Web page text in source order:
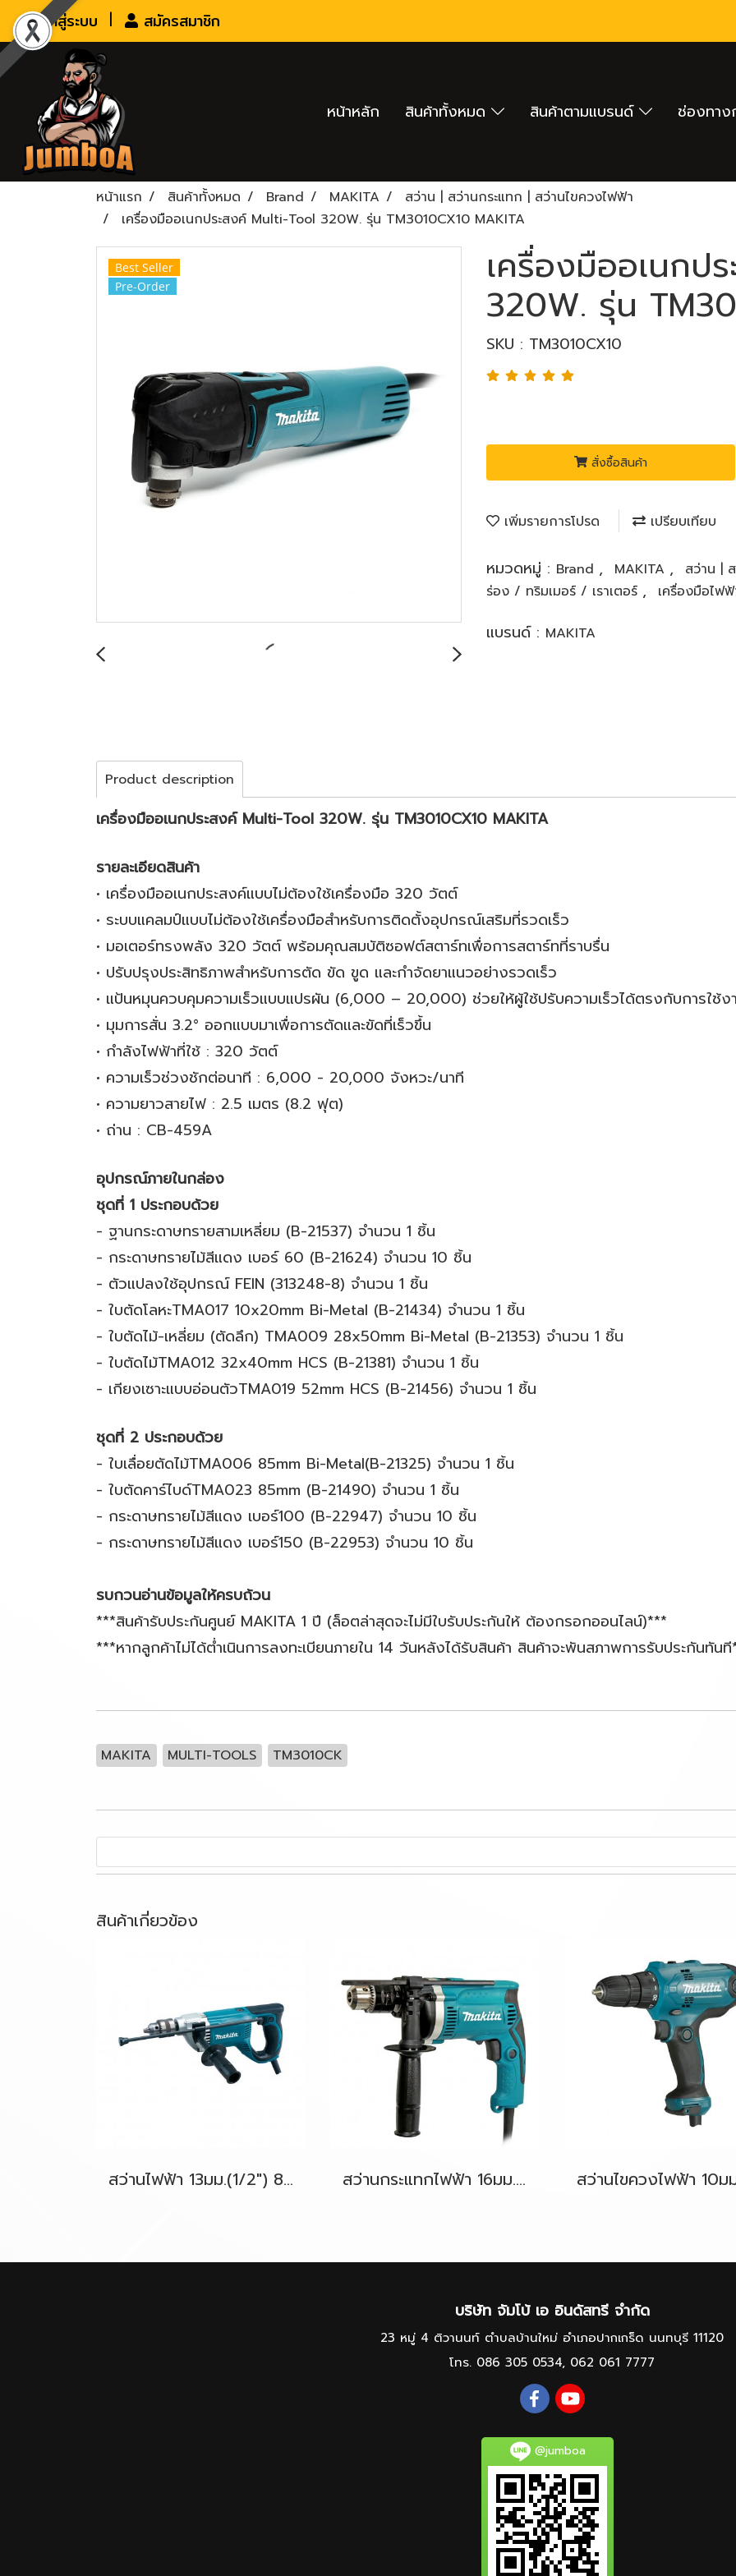
เข้าสู่ระบบ สมัครสมาชิก
หน้าหลัก สินค้าทั้งหมด สินค้าตามแบรนด์ ช่องทาง
หน้าแรก สินค้าทั้งหมด Brand MAKITA
สว่าน | สว่านกระแทก | สว่านไขควงไฟฟ้า
เครื่องมืออเนกประสงค์ Multi-Tool 320W. รุ่น TM3010CX10 MAKITA
Best Seller
Pre-Order
เครื่องมืออเนกป
320W. รุ่น
SKU : TM3010CX10
สั่งซื้อสินค้า
เพิ่มรายการโปรด เปรียบเทียบ
หมวดหมู่ : Brand , MAKITA ,
สว่าน |
ร่อง / ทริมเมอร์ / เราเตอร์ , เครื่องมือไฟ
แบรนด์ : MAKITA
Product description
เครื่องมืออเนกประสงค์ Multi-Tool 320W. รุ่น TM3010CX10 MAKITA
รายละเอียดสินค้า
• เครื่องมืออเนกประสงค์แบบไม่ต้องใช้เครื่องมือ 320 วัตต์
• ระบบแคลมป์แบบไม่ต้องใช้เครื่องมือสำหรับการติดตั้งอุปกรณ์เสริมที่รวดเร็ว
• มอเตอร์ทรงพลัง 320 วัตต์ พร้อมคุณสมบัติซอฟต์สตาร์ทเพื่อการสตาร์ทที่ราบรื่น
• ปรับปรุงประสิทธิภาพสำหรับการตัด ขัด ขูด และกำจัดยาแนวอย่างรวดเร็ว
• แป้นหมุนควบคุมความเร็วแบบแปรผัน (6,000 – 20,000) ช่วยให้ผู้ใช้ปรับความเร็วได้ตรงกับการใช้ง
• มุมการสั่น 3.2° ออกแบบมาเพื่อการตัดและขัดที่เร็วขึ้น
• กำลังไฟฟ้าที่ใช้ : 320 วัตต์
• ความเร็วช่วงชักต่อนาที : 6,000 - 20,000 จังหวะ/นาที
• ความยาวสายไฟ : 2.5 เมตร (8.2 ฟุต)
• ถ่าน : CB-459A
อุปกรณ์ภายในกล่อง
ชุดที่ 1 ประกอบด้วย
- ฐานกระดาษทรายสามเหลี่ยม (B-21537) จำนวน 1 ชิ้น
- กระดาษทรายไม้สีแดง เบอร์ 60 (B-21624) จำนวน 10 ชิ้น
- ตัวแปลงใช้อุปกรณ์ FEIN (313248-8) จำนวน 1 ชิ้น
- ใบตัดโลหะTMA017 10x20mm Bi-Metal (B-21434) จำนวน 1 ชิ้น
- ใบตัดไม้-เหลี่ยม (ตัดลึก) TMA009 28x50mm Bi-Metal (B-21353) จำนวน 1 ชิ้น
- ใบตัดไม้TMA012 32x40mm HCS (B-21381) จำนวน 1 ชิ้น
- เกียงเซาะแบบอ่อนตัวTMA019 52mm HCS (B-21456) จำนวน 1 ชิ้น
ชุดที่ 2 ประกอบด้วย
- ใบเลื่อยตัดไม้TMA006 85mm Bi-Metal(B-21325) จำนวน 1 ชิ้น
- ใบตัดคาร์ไบด์TMA023 85mm (B-21490) จำนวน 1 ชิ้น
- กระดาษทรายไม้สีแดง เบอร์100 (B-22947) จำนวน 10 ชิ้น
- กระดาษทรายไม้สีแดง เบอร์150 (B-22953) จำนวน 10 ชิ้น
รบกวนอ่านข้อมูลให้ครบถ้วน
***สินค้ารับประกันศูนย์ MAKITA 1 ปี (ล็อตล่าสุดจะไม่มีใบรับประกันให้ ต้องกรอกออนไลน์)***
***หากลูกค้าไม่ได้ต่ำเนินการลงทะเบียนภายใน 14 วันหลังได้รับสินค้า สินค้าจะพันสภาพการรับประกันทัน
MAKITA MULTI-TOOLS TM3010CK
สินค้าเกี่ยวข้อง
สว่านไฟฟ้า 13มม.(1/2") 850W. รุ่น 6305 MAKITA (งานหนัก) สว่านกระแทกไฟฟ้า 16มม.(5/8") 710W. รุ่น HP1630KSP MAKITA
บริษัท จัมโบ้ เอ อินดัสทรี จำกัด
23 หมู่ 4 ติวานนท์ ตำบลบ้านใหม่ อำเภอปากเกร็ด นนทบุรี 11120
โทร. 086 305 0534, 062 061 7777
@jumboa